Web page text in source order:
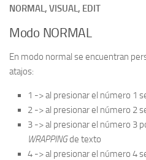
NORMAL, VISUAL, EDIT
Modo NORMAL
En modo normal se encuentran
atajos:
1 -> al presionar el número 1
2 -> al presionar el número 2
3 -> al presionar el número 3
WRAPPINGde texto
4 -> al presionar el número 4